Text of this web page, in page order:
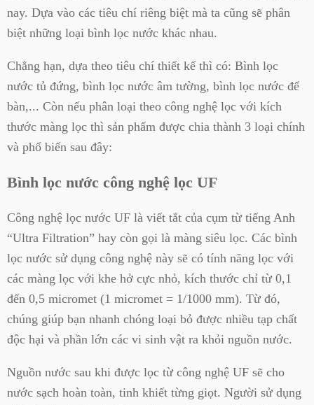
nay. Dựa vào các tiêu chí riêng biệt mà ta cũng sẽ phân
biệt những loại bình lọc nước khác nhau.
Chẳng hạn, dựa theo tiêu chí thiết kế thì có: Bình lọc
nước tủ đứng, bình lọc nước âm tường, bình lọc nước để
bàn,... Còn nếu phân loại theo công nghệ lọc với kích
thước màng lọc thì sản phẩm được chia thành 3 loại chính
và phổ biến sau đây:
Bình lọc nước công nghệ lọc UF
Công nghệ lọc nước UF là viết tắt của cụm từ tiếng Anh
“Ultra Filtration” hay còn gọi là màng siêu lọc. Các bình
lọc nước sử dụng công nghệ này sẽ có tính năng lọc với
các màng lọc với khe hở cực nhỏ, kích thước chỉ từ 0,1
đến 0,5 micromet (1 micromet = 1/1000 mm). Từ đó,
chúng giúp bạn nhanh chóng loại bỏ được nhiều tạp chất
độc hại và phần lớn các vi sinh vật ra khỏi nguồn nước.
Nguồn nước sau khi được lọc từ công nghệ UF sẽ cho
nước sạch hoàn toàn, tinh khiết từng giọt. Người sử dụng